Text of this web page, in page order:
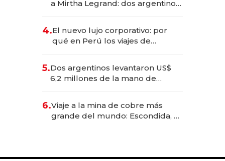
a Mirtha Legrand: dos argentinos
4.El nuevo lujo corporativo: por
qué en Perú los viajes de
para convertirse en experiencias
transformadoras
5.Dos argentinos levantaron US$
6,2 millones de la mano de
6.Viaje a la mina de cobre más
grande del mundo: Escondida, el